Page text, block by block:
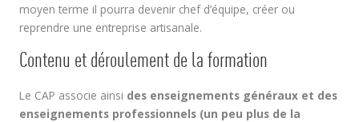
moyen terme il pourra devenir chef d’équipe, créer ou
reprendre une entreprise artisanale.
Contenu et déroulement de la formation
Le CAP associe ainsi des enseignements généraux et des
enseignements professionnels (un peu plus de la